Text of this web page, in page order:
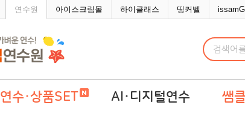
연수원 아이스크림몰 하이클래스 띵커벨
연수·상품SET AI·디지털연수 쌤